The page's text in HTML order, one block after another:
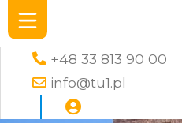
+48 33 813 90 00
info@tu1.pl